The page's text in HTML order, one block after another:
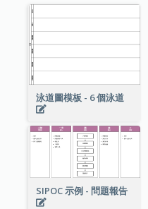
泳道圖模板 - 6 個泳道
SIPOC 示例 - 問題報告